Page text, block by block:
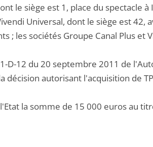
le siège est 1, place du spectacle
Universal, dont le siège est 42,
; les sociétés Groupe Canal Plus et
D-12 du 20 septembre 2011 de
décision autorisant l'acquisition de
la somme de 15 000 euros au